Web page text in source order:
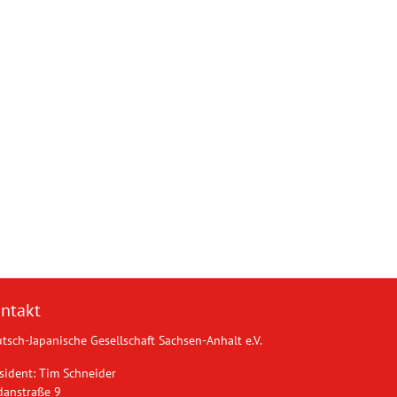
Japanische Gesellschaft Sachsen-Anhalt e.V.
Tim Schneider
9